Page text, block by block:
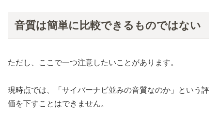
音質は簡単に比較できるものではない
ただし、ここで一つ注意したいことがあります。
現時点では、「サイバーナビ並みの音質なのか」という評
価を下すことはできません。